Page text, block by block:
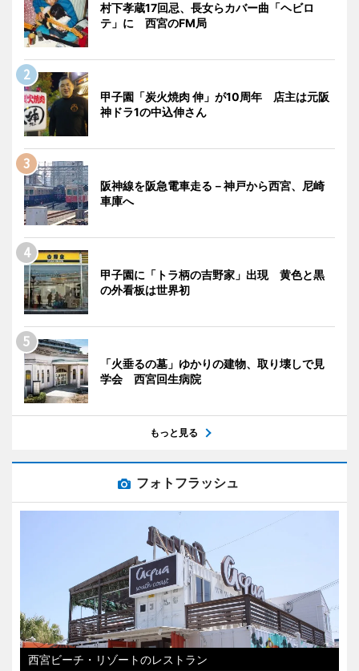
村下孝蔵17回忌、長女らカバー曲「ヘビロ
テ」に 西宮のFM局
甲子園「炭火焼肉 伸」が10周年 店主は元阪
神ドラ1の中込伸さん
阪神線を阪急電車走る－神戸から西宮、尼崎
車庫へ
甲子園に「トラ柄の吉野家」出現 黄色と黒
の外看板は世界初
「火垂るの墓」ゆかりの建物、取り壊しで見
学会 西宮回生病院
もっと見る
フォトフラッシュ
西宮ビーチ・リゾートのレストラン